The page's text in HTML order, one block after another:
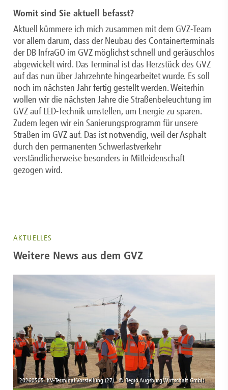
Womit sind Sie aktuell befasst?
Aktuell kümmere ich mich zusammen mit dem GVZ-Team
vor allem darum, dass der Neubau des Containerterminals
der DB InfraGO im GVZ möglichst schnell und geräuschlos
abgewickelt wird. Das Terminal ist das Herzstück des GVZ
auf das nun über Jahrzehnte hingearbeitet wurde. Es soll
noch im nächsten Jahr fertig gestellt werden. Weiterhin
wollen wir die nächsten Jahre die Straßenbeleuchtung im
GVZ auf LED-Technik umstellen, um Energie zu sparen.
Zudem legen wir ein Sanierungsprogramm für unsere
Straßen im GVZ auf. Das ist notwendig, weil der Asphalt
durch den permanenten Schwerlastverkehr
verständlicherweise besonders in Mitleidenschaft
gezogen wird.
AKTUELLES
Weitere News aus dem GVZ